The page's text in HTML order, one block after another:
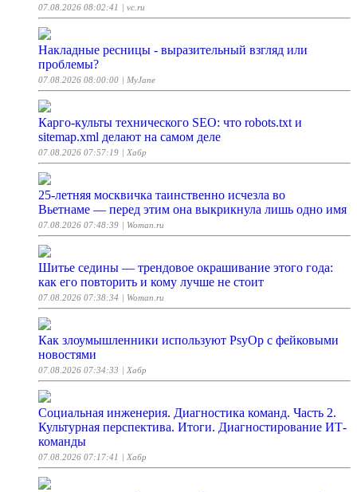
07.08.2026 08:02:41 | vc.ru
Накладные ресницы - выразительный взгляд или
проблемы?
07.08.2026 08:00:00 | MyJane
Карго-культы технического SEO: что robots.txt и
sitemap.xml делают на самом деле
07.08.2026 07:57:19 | Хабр
25-летняя москвичка таинственно исчезла во
Вьетнаме — перед этим она выкрикнула лишь одно имя
07.08.2026 07:48:39 | Woman.ru
Шитье седины — трендовое окрашивание этого года:
как его повторить и кому лучше не стоит
07.08.2026 07:38:34 | Woman.ru
Как злоумышленники используют PsyOp с фейковыми
новостями
07.08.2026 07:34:33 | Хабр
Социальная инженерия. Диагностика команд. Часть 2.
Культурная перспектива. Итоги. Диагностирование ИТ-
команды
07.08.2026 07:17:41 | Хабр